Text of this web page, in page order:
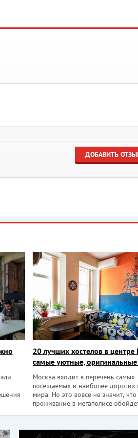
ДОБАВИТЬ
для
20 лучших хостелов в
самые уютные,
недорогие
Москва входит в перечень самых
посещаемых и наиболее дорогих
мира. Но это вовсе не значит, что
проживание в мегаполисе
отличаются современным